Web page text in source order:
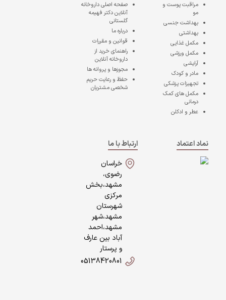
مراقبت پوست و
مو
بهداشت جنسی
بهداشتی
مکمل غذایی
مکمل ورزشی
آرایشی
مادر و کودک
تجهیزات پزشکی
مکمل های کمک
درمانی
عطر و ادکلن
صفحه اصلیداروخانه
آنلاین دکتر فهیمه
گلستانی
درباره ما
قوانین و مقررات
راهنمای خرید از
داروخانه آنلاین
مجوزها و پروانه ها
حفظ و رعایت حریم
شخصی مشتریان
نماد اعتماد
ارتباط با ما
خراسان
رضوی،
مشهد،بخش
مرکزی
شهرستان
مشهد،شهر
مشهد،احمد
آباد بین عارف
و پرستار
05138420801